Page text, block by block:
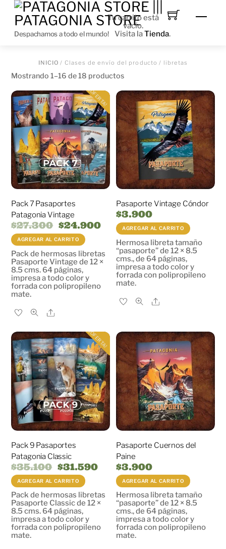
Skip
content
Tu carrito está
vacío.
Visita laTienda.
Despachamos a todo el mundo!
INICIO / Clases de envío del producto / libretas
Mostrando 1–16 de 18 productos
¡OFERTA!
Pack 7 Pasaportes
Patagonia Vintage
$27.300 El
precio
original
era:
$27.300.
$24.900El
precio
actual
$24.900.
AGREGAR AL CARRITO
Pack de hermosas libretas
Pasaporte Vintage de 12 ×
8.5 cms. 64 páginas,
impresa a todo color y
forrada con polipropileno
mate.
Share
Pasaporte Vintage Cóndor
$3.900
AGREGAR AL CARRITO
Hermosa libreta tamaño
“pasaporte” de 12 × 8.5
cms., de 64 páginas,
impresa a todo color y
forrada con polipropileno
mate.
Share
¡OFERTA!
Pack 9 Pasaportes
Patagonia Classic
$35.100 El
precio
original
era:
$35.100.
$31.590El
precio
actual
es:
$31.590.
AGREGAR AL CARRITO
Pack de hermosas libretas
Pasaporte Classic de 12 ×
8.5 cms. 64 páginas,
impresa a todo color y
forrada con polipropileno
mate.
Pasaporte Cuernos del
Paine
$3.900
AGREGAR AL CARRITO
Hermosa libreta tamaño
“pasaporte” de 12 × 8.5
cms., de 64 páginas,
impresa a todo color y
forrada con polipropileno
mate.